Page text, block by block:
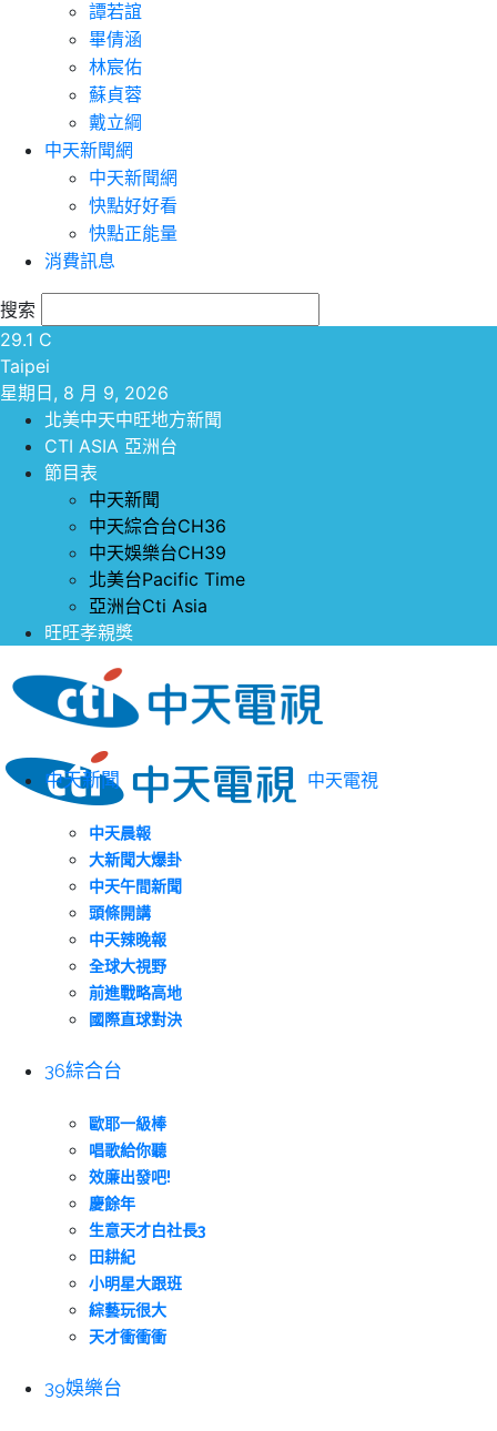
譚若誼
畢倩涵
林宸佑
蘇貞蓉
戴立綱
中天新聞網
中天新聞網
快點好好看
快點正能量
消費訊息
搜索
29.1 C
Taipei
星期日, 8 月 9, 2026
北美中天中旺地方新聞
CTI ASIA 亞洲台
節目表
中天新聞
中天綜合台CH36
中天娛樂台CH39
北美台Pacific Time
亞洲台Cti Asia
旺旺孝親獎
中天電視
中天新聞
中天晨報
大新聞大爆卦
中天午間新聞
頭條開講
中天辣晚報
全球大視野
前進戰略高地
國際直球對決
36綜合台
歐耶一級棒
唱歌給你聽
效廉出發吧!
慶餘年
生意天才白社長3
田耕紀
小明星大跟班
綜藝玩很大
天才衝衝衝
39娛樂台